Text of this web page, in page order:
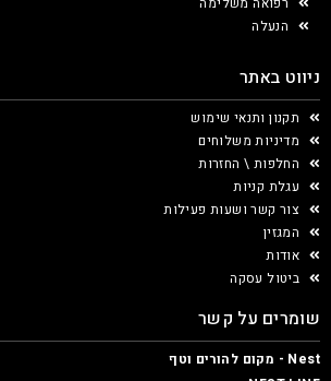
הנעלה
ניווט באתר
תקנון ותנאי שימוש
מדיניות משלוחים
החלפות \ החזרות
עגלת קניות
צור קשר ושעות פעילות
המגזין
אודות
ביטול עסקה
שומרים על קשר
Nest - מקום להורים וטף